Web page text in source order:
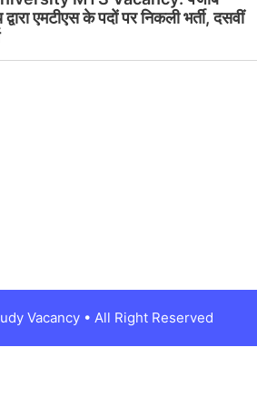
द्वारा एमटीएस के पदों पर निकली भर्ती, दसवीं
Vacancy • All Right Reserved